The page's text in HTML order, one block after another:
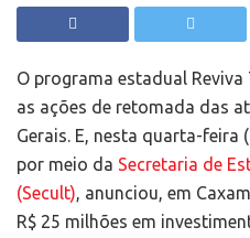
O programa estadual
as ações de retomada das
Gerais. E, nesta quarta-feira
por meio da Secretaria de
(Secult), anunciou, em
R$ 25 milhões em